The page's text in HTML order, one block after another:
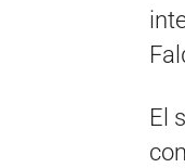
El